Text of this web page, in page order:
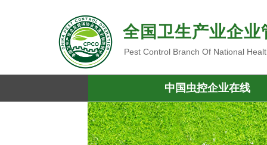
全国卫生产业企
Pest Control Branch Of National
中国虫控企业在线